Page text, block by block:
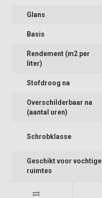
Glans
Basis
Rendement (m2 per
liter)
Stofdroog na
Overschilderbaar na
(aantal uren)
Schrobklasse
Geschikt voor vochtige
ruimtes